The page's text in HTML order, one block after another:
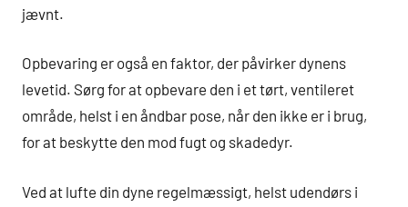
jævnt.
Opbevaring er også en faktor, der påvirker dynens
levetid. Sørg for at opbevare den i et tørt, ventileret
område, helst i en åndbar pose, når den ikke er i brug,
for at beskytte den mod fugt og skadedyr.
Ved at lufte din dyne regelmæssigt, helst udendørs i